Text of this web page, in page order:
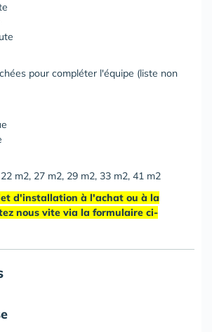
pour compléter l'équipe (liste non
m2, 27 m2, 29 m2, 33 m2, 41 m2
d'installation à l'achat ou à la
nous vite via la formulaire ci-